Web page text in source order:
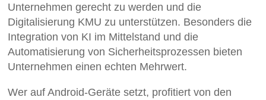
Unternehmen gerecht zu werden und die
Digitalisierung KMU zu unterstützen. Besonders die
Integration von KI im Mittelstand und die
Automatisierung von Sicherheitsprozessen bieten
Unternehmen einen echten Mehrwert.
Wer auf Android-Geräte setzt, profitiert von den